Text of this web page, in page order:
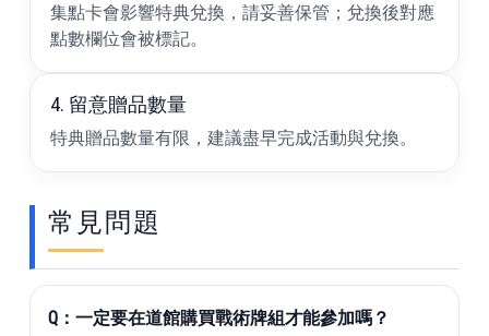
集點卡會影響特典兌換，請妥善保管；兌換後對應
點數欄位會被標記。
4. 留意贈品數量
特典贈品數量有限，建議盡早完成活動與兌換。
常見問題
Q：一定要在道館購買戰術牌組才能參加嗎？